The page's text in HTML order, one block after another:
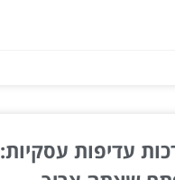
עדיפות עסקיות: